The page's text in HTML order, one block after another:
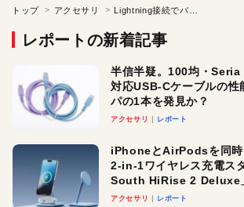
トップ アクセサリ
レポートの新着記事
半信半疑。100均・Seria
対応USB-Cケーブルの性
パの1本を発見か？
アクセサリ レポート
iPhoneとAirPodsを同時
2-in-1ワイヤレス充電ス
South HiRise 2 Deluxe
ースでおしゃれに充電し
アクセサリ レポート